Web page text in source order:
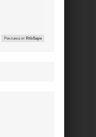
Реклама от RtbSape